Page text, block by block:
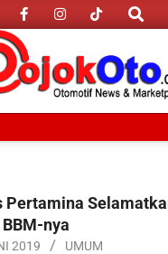
Search
Pertamina
nya
2019 UMUM